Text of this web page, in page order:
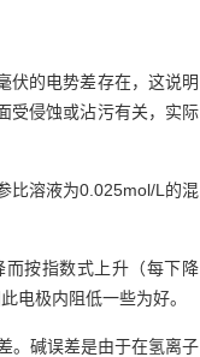
伏的电势差存在，这说明
受侵蚀或沾污有关，实际
比溶液为0.025mol/L 的混
按指数式上升（每下降
电极内阻低一些为好。
。碱误差是由于在氢离子